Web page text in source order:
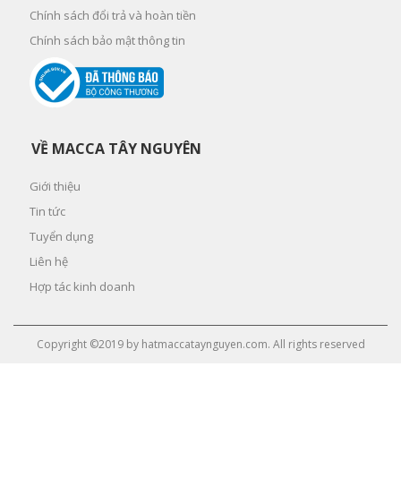
Chính sách đổi trả và hoàn tiền
Chính sách bảo mật thông tin
VỀ MACCA TÂY NGUYÊN
Giới thiệu
Tin tức
Tuyển dụng
Liên hệ
Hợp tác kinh doanh
Copyright ©2019 by hatmaccataynguyen.com. All rights reserved